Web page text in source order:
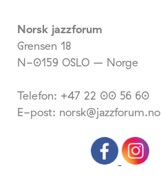
Norsk jazzforum
Grensen 18
N-0159 OSLO – Norge
Telefon: +47 22 00 56 60
E-post: norsk@jazzforum.no